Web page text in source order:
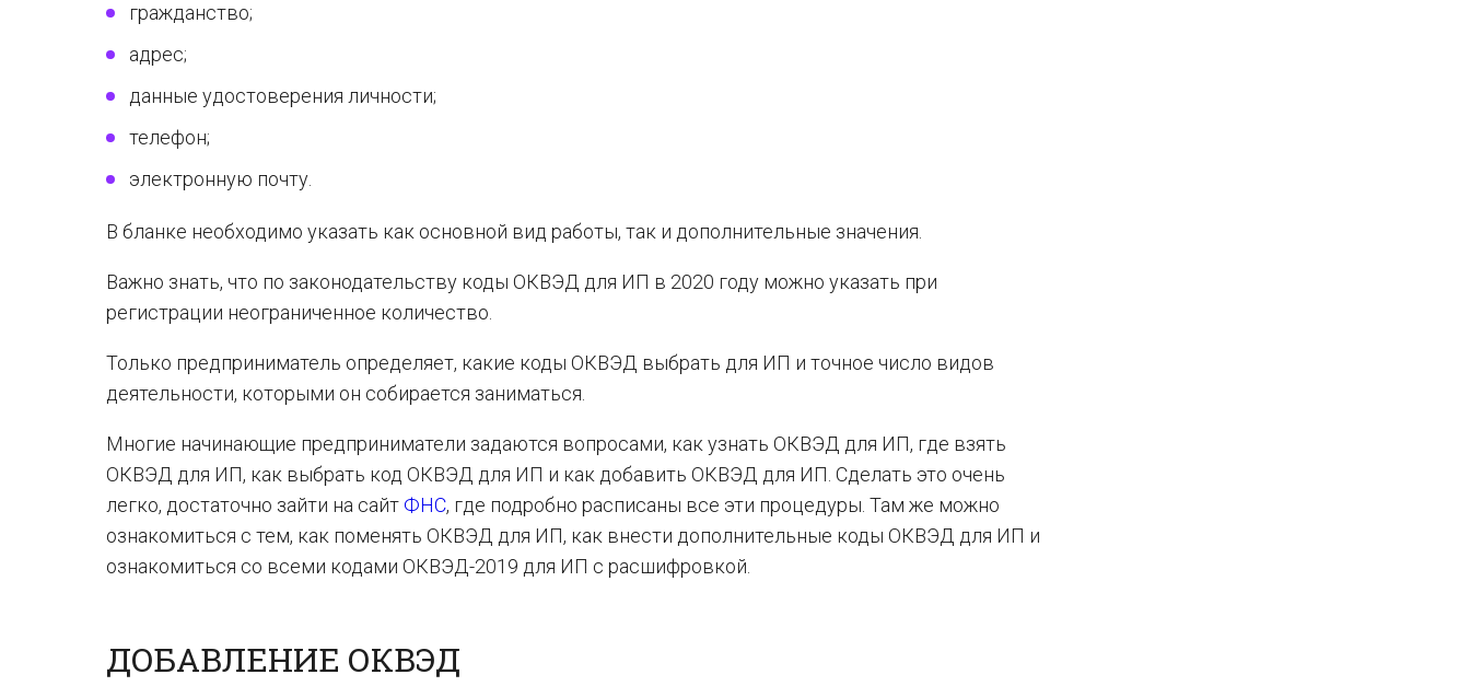
гражданство;
адрес;
данные удостоверения личности;
телефон;
электронную почту.
В бланке необходимо указать как основной вид работы, так и дополнительные значения.
Важно знать, что по законодательству коды ОКВЭД для ИП в 2020 году можно указать при
регистрации неограниченное количество.
Только предприниматель определяет, какие коды ОКВЭД выбрать для ИП и точное число видов
деятельности, которыми он собирается заниматься.
Многие начинающие предприниматели задаются вопросами, как узнать ОКВЭД для ИП, где взять
ОКВЭД для ИП, как выбрать код ОКВЭД для ИП и как добавить ОКВЭД для ИП. Сделать это очень
легко, достаточно зайти на сайт ФНС, где подробно расписаны все эти процедуры. Там же можно
ознакомиться с тем, как поменять ОКВЭД для ИП, как внести дополнительные коды ОКВЭД для ИП и
ознакомиться со всеми кодами ОКВЭД-2019 для ИП с расшифровкой.
ДОБАВЛЕНИЕ ОКВЭД